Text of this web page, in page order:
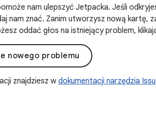
nam ulepszyć Jetpacka. Jeśli
nam znać. Zanim utworzysz nową kartę,
oddać głos na istniejący problem,
nowego problemu
znajdziesz wdokumentacji narzędzia